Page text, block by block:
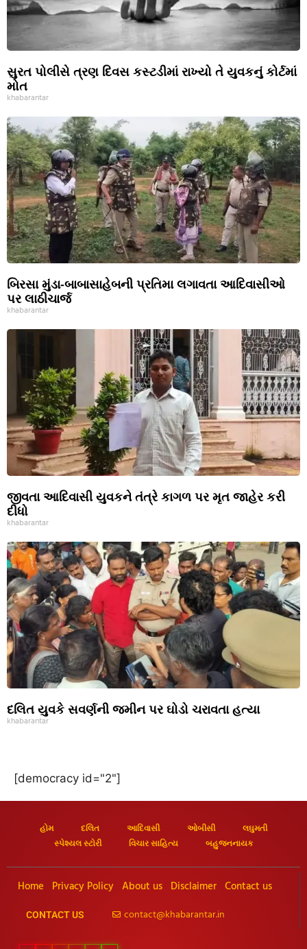
સુરત પોલીસે ત્રણ દિવસ કસ્ટડીમાં રાખ્યો તે યુવકનું કોર્ટમાં
મોત
khabarantar
બિરસા મુંડા-બાબાસાહેબની પ્રતિમા લગાવતા આદિવાસીઓ
પર લાઠીચાર્જ
khabarantar
જીવતા આદિવાસી યુવકને તંત્રે કાગળ પર મૃત જાહેર કરી
દીધો
khabarantar
દલિત યુવકે સવર્ણની જમીન પર ઘોડો ચરાવતા હત્યા
khabarantar
[democracy id="2"]
હોમ દલિત આદિવાસી ઓબીસી
લઘુમતી
સ્પેશ્યલ સ્ટોરી
વિચાર સાહિત્ય બહુજનનાયક
Home Privacy Policy About us Disclaimer Contact us
CONTACT US contact@khabarantar.in